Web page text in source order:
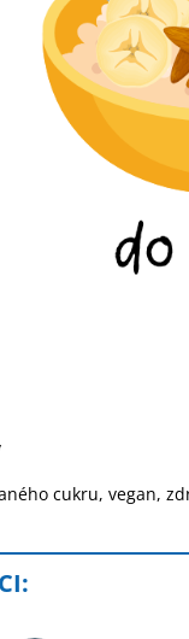
cukru, vegan,